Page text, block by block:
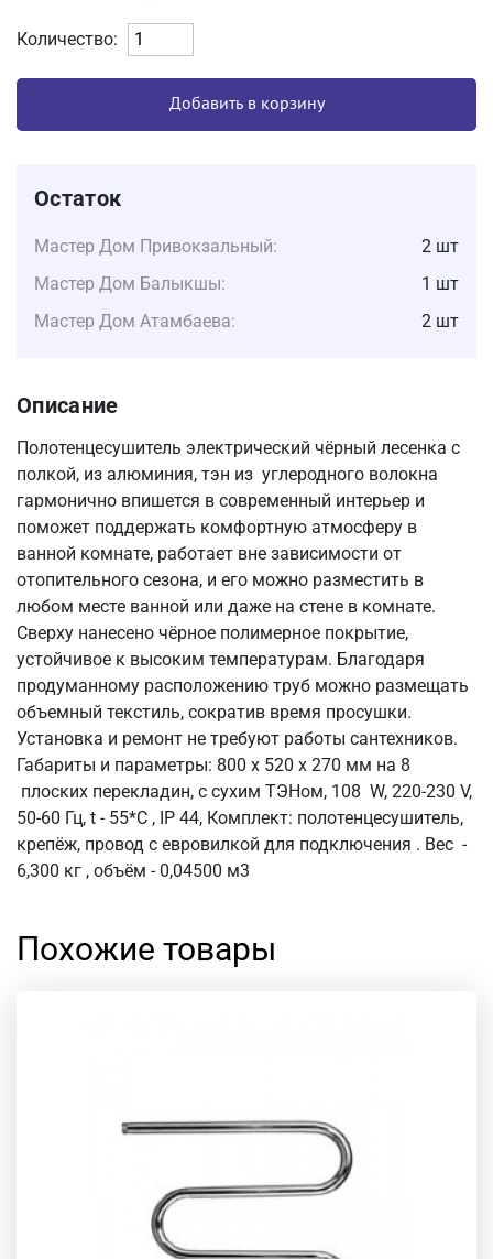
Количество:
Добавить в корзину
Остаток
Мастер Дом Привокзальный:
2 шт
Мастер Дом Балыкшы:
1 шт
Мастер Дом Атамбаева:
2 шт
Описание
Полотенцесушитель электрический чёрный лесенка с
полкой, из алюминия, тэн из углеродного волокна
гармонично впишется в современный интерьер и
поможет поддержать комфортную атмосферу в
ванной комнате, работает вне зависимости от
отопительного сезона, и его можно разместить в
любом месте ванной или даже на стене в комнате.
Сверху нанесено чёрное полимерное покрытие,
устойчивое к высоким температурам. Благодаря
продуманному расположению труб можно размещать
объемный текстиль, сократив время просушки.
Установка и ремонт не требуют работы сантехников.
Габариты и параметры: 800 х 520 х 270 мм на 8
плоских перекладин, с сухим ТЭНом, 108 W, 220-230 V,
50-60 Гц, t - 55*C , IP 44, Комплект: полотенцесушитель,
крепёж, провод с евровилкой для подключения . Вес -
6,300 кг , объём - 0,04500 м3
Похожие товары